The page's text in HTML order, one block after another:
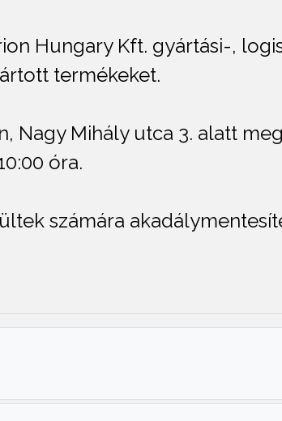
Hungary Kft. gyártási-,
termékeket.
Nagy Mihály utca 3. alatt
óra.
számára